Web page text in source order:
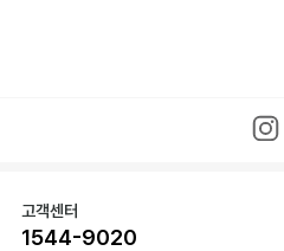
고객센터
1544-9020